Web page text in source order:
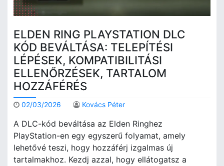
ELDEN RING PLAYSTATION DLC
KÓD BEVÁLTÁSA: TELEPÍTÉSI
LÉPÉSEK, KOMPATIBILITÁSI
ELLENŐRZÉSEK, TARTALOM
HOZZÁFÉRÉS
02/03/2026 Kovács Péter
A DLC-kód beváltása az Elden Ringhez
PlayStation-en egy egyszerű folyamat, amely
lehetővé teszi, hogy hozzáférj izgalmas új
tartalmakhoz. Kezdj azzal, hogy ellátogatsz a